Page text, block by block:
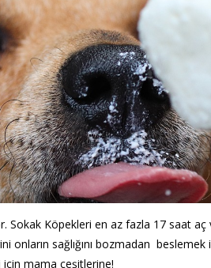
Sokak Köpekleri en az fazla 17 saat
onların sağlığını bozmadan
için mama çeşitlerine!